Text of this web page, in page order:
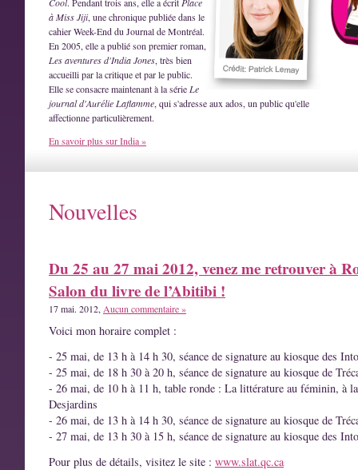
à Miss Jiji, une chronique publiée dans le
cahier Week-End du Journal de Montréal.
En 2005, elle a publié son premier roman,
Les aventures d'India Jones, très bien
accueilli par la critique et par le public.
Elle se consacre maintenant à la série Le
journal d'Aurélie Laflamme, qui s'adresse aux ados, un public qu'elle
affectionne particulièrement.
En savoir plus sur India »
Nouvelles
Du 25 au 27 mai 2012, venez me retrouver à
Salon du livre de l’Abitibi !
17 mai. 2012, Aucun commentaire »
Voici mon horaire complet :
- 25 mai, de 13 h à 14 h 30, séance de signature au kiosque des
- 25 mai, de 18 h 30 à 20 h, séance de signature au kiosque de
- 26 mai, de 10 h à 11 h, table ronde : La littérature au féminin, à
Desjardins
- 26 mai, de 13 h à 14 h 30, séance de signature au kiosque de
- 27 mai, de 13 h 30 à 15 h, séance de signature au kiosque des
Pour plus de détails, visitez le site : www.slat.qc.ca